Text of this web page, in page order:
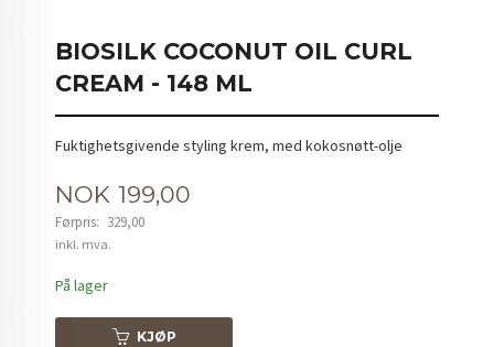
BIOSILK COCONUT OIL CURL
CREAM - 148 ML
Fuktighetsgivende styling krem, med kokosnøtt-olje
Tilbud
NOK 199,00
Førpris: 329,00
Rabatt
inkl. mva.
På lager
KJØP